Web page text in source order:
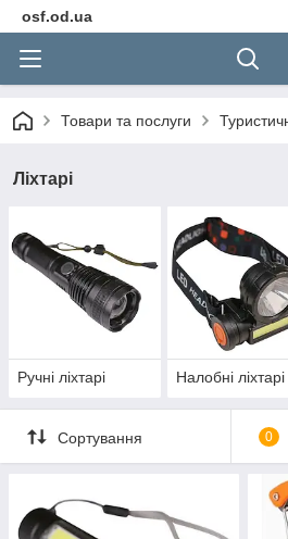
osf.od.ua
Товари та послуги
Ліхтарі
Ручні ліхтарі Налобні ліхтарі
Сортування 0